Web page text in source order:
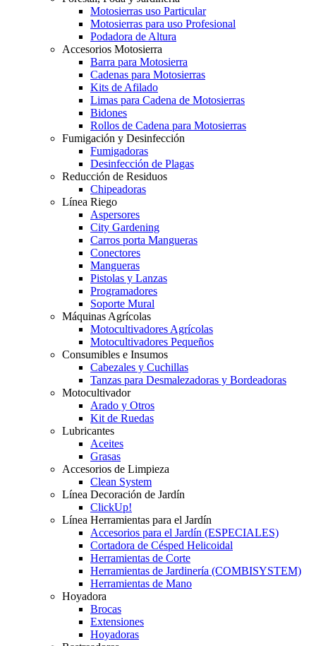
Motosierras uso Particular
Motosierras para uso Profesional
Podadora de Altura
Accesorios Motosierra
Barra para Motosierra
Cadenas para Motosierras
Kits de Afilado
Limas para Cadena de Motosierras
Bidones
Rollos de Cadena para Motosierras
Fumigación y Desinfección
Fumigadoras
Desinfección de Plagas
Reducción de Residuos
Chipeadoras
Línea Riego
Aspersores
City Gardening
Carros porta Mangueras
Conectores
Mangueras
Pistolas y Lanzas
Programadores
Soporte Mural
Máquinas Agrícolas
Motocultivadores Agrícolas
Motocultivadores Pequeños
Consumibles e Insumos
Cabezales y Cuchillas
Tanzas para Desmalezadoras y Bordeadoras
Motocultivador
Arado y Otros
Kit de Ruedas
Lubricantes
Aceites
Grasas
Accesorios de Limpieza
Clean System
Línea Decoración de Jardín
ClickUp!
Línea Herramientas para el Jardín
Accesorios para el Jardín (ESPECIALES)
Cortadora de Césped Helicoidal
Herramientas de Corte
Herramientas de Jardinería (COMBISYSTEM)
Herramientas de Mano
Hoyadora
Brocas
Extensiones
Hoyadoras